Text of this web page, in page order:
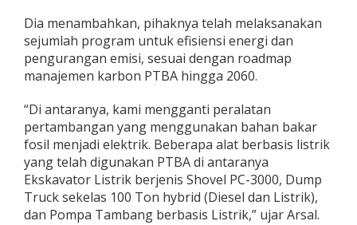
Dia menambahkan, pihaknya telah melaksanakan
sejumlah program untuk efisiensi energi dan
pengurangan emisi, sesuai dengan roadmap
manajemen karbon PTBA hingga 2060.
“Di antaranya, kami mengganti peralatan
pertambangan yang menggunakan bahan bakar
fosil menjadi elektrik. Beberapa alat berbasis listrik
yang telah digunakan PTBA di antaranya
Ekskavator Listrik berjenis Shovel PC-3000, Dump
Truck sekelas 100 Ton hybrid (Diesel dan Listrik),
dan Pompa Tambang berbasis Listrik,” ujar Arsal.